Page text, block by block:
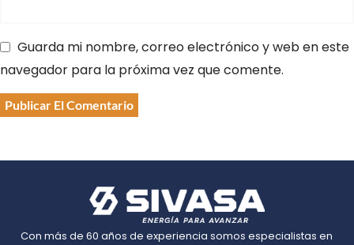
Guarda mi nombre, correo electrónico y web en este
navegador para la próxima vez que comente.
Con más de 60 años de experiencia somos especialistas en